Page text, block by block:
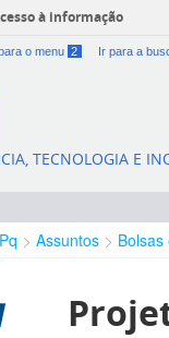
à informação
o menu 2 Ir para a
TECNOLOGIA E
Assuntos